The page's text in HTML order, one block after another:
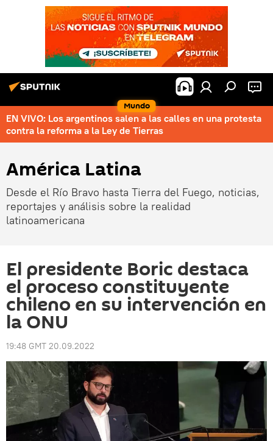
Mundo
EN VIVO: Los argentinos salen a las calles en una protesta
contra la reforma a la Ley de Tierras
América Latina
Desde el Río Bravo hasta Tierra del Fuego, noticias,
reportajes y análisis sobre la realidad
latinoamericana
El presidente Boric destaca
el proceso constituyente
chileno en su intervención en
la ONU
19:48 GMT 20.09.2022